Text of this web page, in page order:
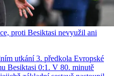
proti Besiktasi nevyužil ani
utkání 3. předkola Evropské
Besiktasi 0:1. V 80. minutě